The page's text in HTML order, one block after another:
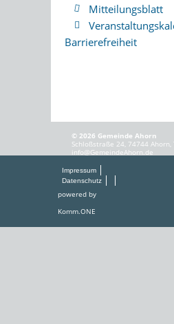
Mitteilungsblatt
Barrierefreiheit
© 2026 Gemeinde Ahorn
Schloßstraße 24, 74744
info@GemeindeAhorn.de
Impressum
Datenschutz
powered by
Komm.ONE